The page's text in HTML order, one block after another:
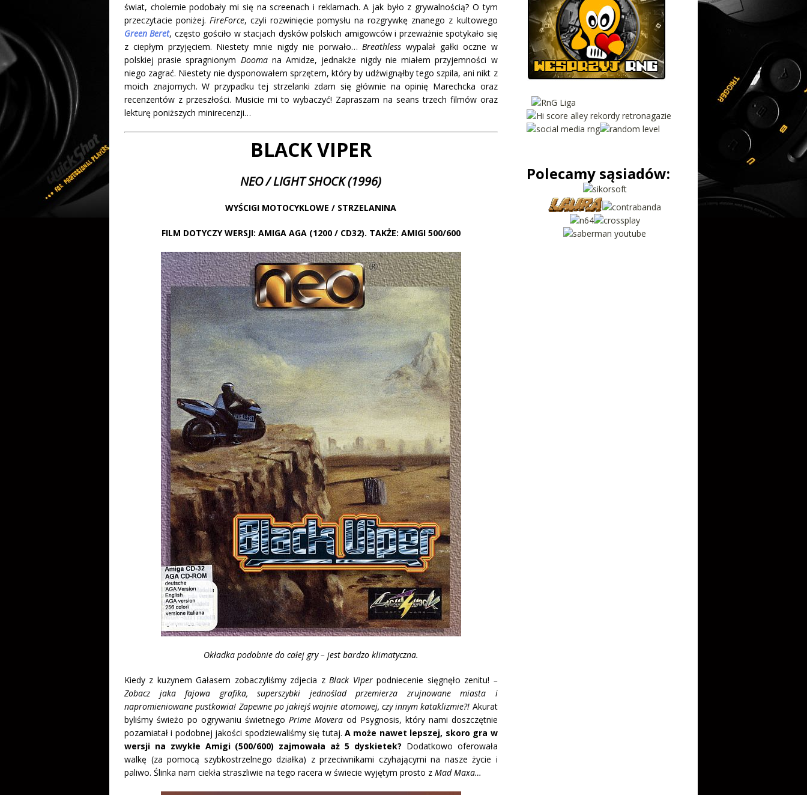
świat, cholernie podobały mi się na screenach i reklamach. A jak było z grywalnością? O tym
przeczytacie poniżej. FireForce, czyli rozwinięcie pomysłu na rozgrywkę znanego z kultowego
Green Beret, często gościło w stacjach dysków polskich amigowców i przeważnie spotykało się
z ciepłym przyjęciem. Niestety mnie nigdy nie porwało… Breathless wypalał gałki oczne w
polskiej prasie spragnionym Doomana Amidze, jednakże nigdy nie miałem przyjemności w
niego zagrać. Niestety nie dysponowałem sprzętem, który by udźwignąłby tego szpila, ani nikt z
moich znajomych. W przypadku tej strzelanki zdam się głównie na opinię Marechcka oraz
recenzentów z przeszłości. Musicie mi to wybaczyć! Zapraszam na seans trzech filmów oraz
lekturę poniższych minirecenzji…
BLACK VIPER
NEO / LIGHT SHOCK (1996)
WYŚCIGI MOTOCYKLOWE / STRZELANINA
FILM DOTYCZY WERSJI: AMIGA AGA (1200 / CD32). TAKŻE: AMIGI 500/600
Okładka podobnie do całej gry – jest bardzo klimatyczna.
Kiedy z kuzynem Gałasem zobaczyliśmy zdjecia z Black Viperpodniecenie sięgnęło zenitu! –
Zobacz jaka fajowa grafika, superszybki jednoślad przemierza zrujnowane miasta i
napromieniowane pustkowia! Zapewne po jakiejś wojnie atomowej, czy innym kataklizmie?! Akurat
byliśmy świeżo po ogrywaniu świetnego Prime Moveraod Psygnosis, który nami doszczętnie
pozamiatał i podobnej jakości spodziewaliśmy się tutaj. A może nawet lepszej, skoro gra w
wersji na zwykłe Amigi (500/600) zajmowała aż 5 dyskietek? Dodatkowo oferowała
walkę (za pomocą szybkostrzelnego działka) z przeciwnikami czyhającymi na nasze życie i
paliwo. Ślinka nam ciekła straszliwie na tego racera w świecie wyjętym prosto z Mad Maxa…
Polecamy sąsiadów: